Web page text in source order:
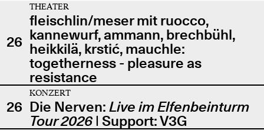
26
THEATER
fleischlin/meser mit ruocco,
kannewurf, ammann, brechbühl,
heikkilä, krstić, mauchle:
togetherness - pleasure as
resistance
26
KONZERT
Die Nerven: Live im Elfenbeinturm
Tour 2026| Support: V3G